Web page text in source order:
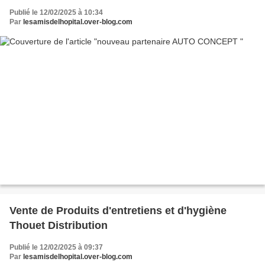
Publié le 12/02/2025 à 10:34
Par lesamisdelhopital.over-blog.com
Vente de Produits d'entretiens et d'hygiène
Thouet Distribution
Publié le 12/02/2025 à 09:37
Par lesamisdelhopital.over-blog.com